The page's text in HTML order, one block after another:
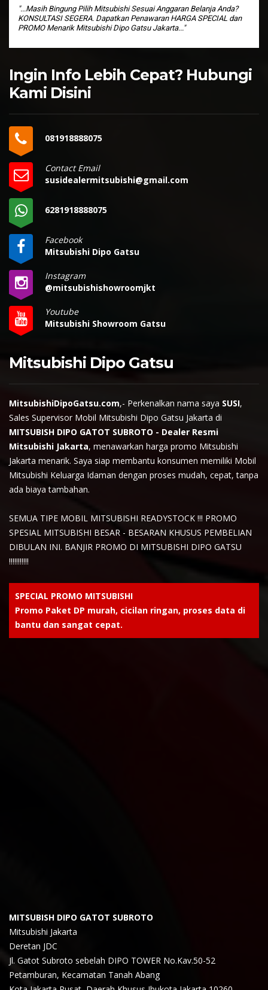
"...Masih Bingung Pilih Mitsubishi Sesuai Anggaran Belanja Anda?
KONSULTASI SEGERA. Dapatkan Penawaran HARGA SPECIAL dan
PROMO Menarik Mitsubishi Dipo Gatsu Jakarta..."
Ingin Info Lebih Cepat? Hubungi
Kami Disini
081918888075
Contact Email
susidealermitsubishi@gmail.com
6281918888075
Facebook
Mitsubishi Dipo Gatsu
Instagram
@mitsubishishowroomjkt
Youtube
Mitsubishi Showroom Gatsu
Mitsubishi Dipo Gatsu
MitsubishiDipoGatsu.com,- Perkenalkan nama saya SUSI,
Sales Supervisor Mobil Mitsubishi Dipo Gatsu Jakarta di
MITSUBISH DIPO GATOT SUBROTO - Dealer Resmi
Mitsubishi Jakarta, menawarkan harga promo Mitsubishi
Jakarta menarik. Saya siap membantu konsumen memiliki Mobil
Mitsubishi Keluarga Idaman dengan proses mudah, cepat, tanpa
ada biaya tambahan.
SEMUA TIPE MOBIL MITSUBISHI READYSTOCK !!! PROMO
SPESIAL MITSUBISHI BESAR - BESARAN KHUSUS PEMBELIAN
DIBULAN INI. BANJIR PROMO DI MITSUBISHI DIPO GATSU
!!!!!!!!!!!
SPECIAL PROMO MITSUBISHI
Promo Paket DP murah, cicilan ringan, proses data di
bantu dan sangat cepat.
MITSUBISH DIPO GATOT SUBROTO
Mitsubishi Jakarta
Deretan JDC
Jl. Gatot Subroto sebelah DIPO TOWER No.Kav.50-52
Petamburan, Kecamatan Tanah Abang